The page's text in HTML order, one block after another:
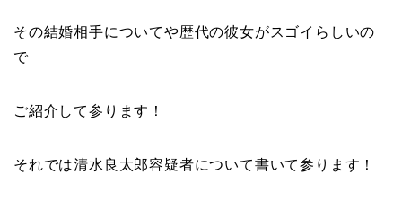
その結婚相手についてや歴代の彼女がスゴイらしいの
で
ご紹介して参ります！
それでは清水良太郎容疑者について書いて参ります！